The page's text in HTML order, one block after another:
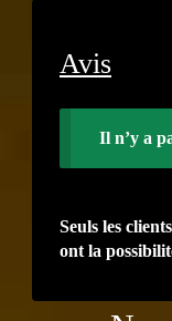
Avis
Il n’y a
Seuls les
ont la
Précédent